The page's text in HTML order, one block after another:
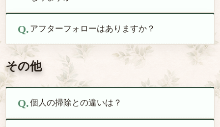
アフターフォローはありますか？
その他
個人の掃除との違いは？